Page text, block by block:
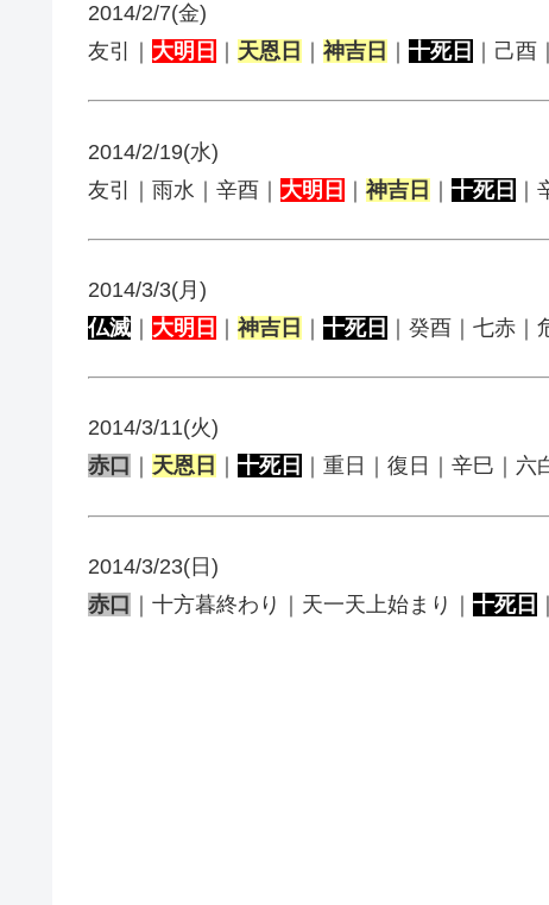
2014/2/7(金)
友引｜ 大明日 天恩日 神吉日 十死日 ｜己
2014/2/19(水)
友引｜雨水｜辛酉｜ 大明日 ｜ 神吉日 ｜ 十死日
2014/3/3(月)
仏滅 ｜ 大明日 ｜ 神吉日 ｜ 十死日 ｜癸酉｜七赤｜
2014/3/11(火)
赤口
天恩日 十死日 ｜重日｜復日｜辛巳｜六
2014/3/23(日)
赤口 ｜十方暮終わり｜天一天上始まり｜ 十死日